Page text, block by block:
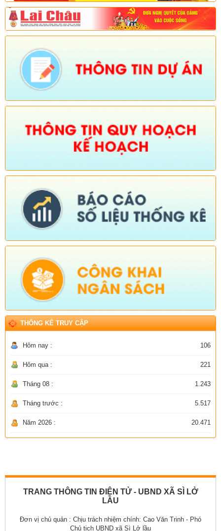
THỐNG KÊ TRUY CẬP
Hôm nay : 106
Hôm qua : 221
Tháng 08 : 1.243
Tháng trước : 5.517
Năm 2026 : 20.471
TRANG THÔNG TIN ĐIỆN TỬ - UBND XÃ SÌ LỞ
LẦU
Đơn vị chủ quản : Chịu trách nhiệm chính: Cao Văn Trinh - Phó
Chủ tịch UBND xã Sì Lở lầu